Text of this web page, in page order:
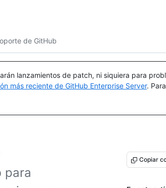
de GitHub
lanzamientos de patch, ni siquiera para
más reciente de GitHub Enterprise Server.
para
Copiar